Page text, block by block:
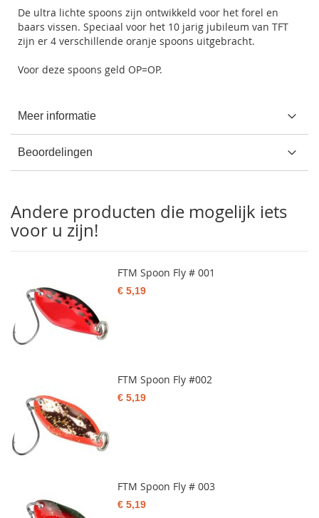
De ultra lichte spoons zijn ontwikkeld voor het forel en
baars vissen. Speciaal voor het 10 jarig jubileum van TFT
zijn er 4 verschillende oranje spoons uitgebracht.
Voor deze spoons geld OP=OP.
Meer informatie
Beoordelingen
Andere producten die mogelijk iets
voor u zijn!
FTM Spoon Fly # 001
€ 5,19
FTM Spoon Fly #002
€ 5,19
FTM Spoon Fly # 003
€ 5,19